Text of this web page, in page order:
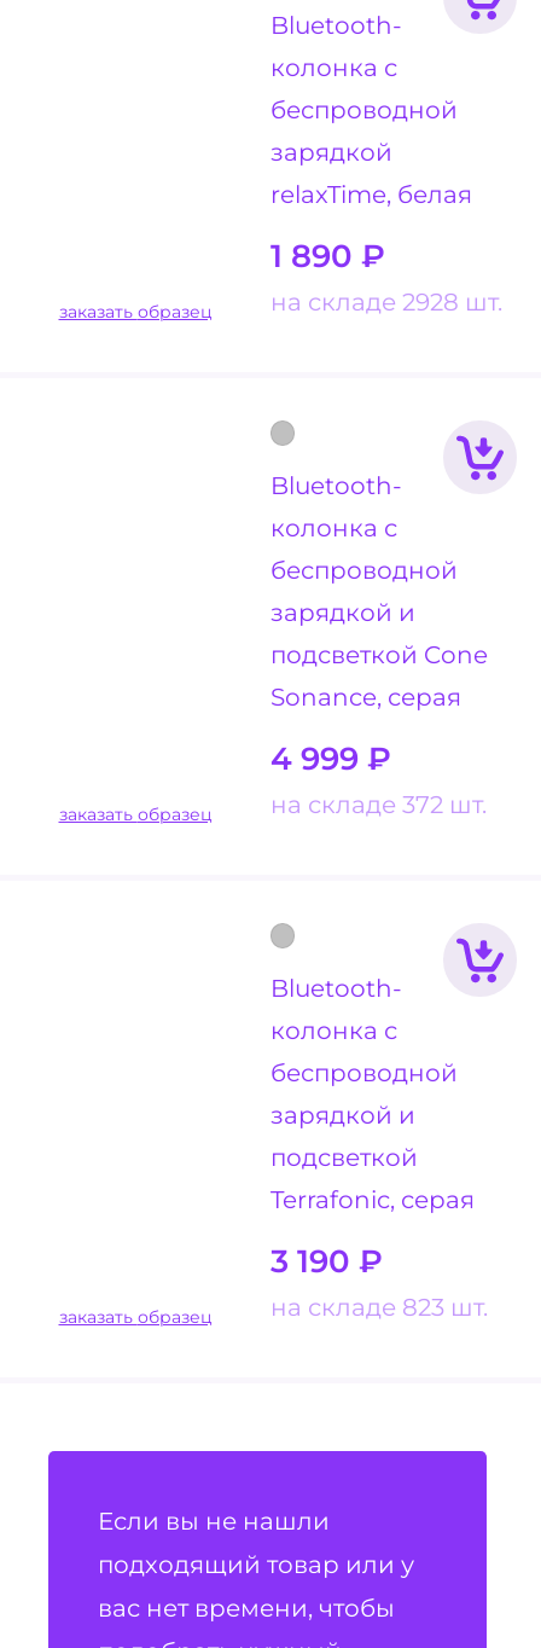
Bluetooth-
колонка с
беспроводной
зарядкой
relaxTime, белая
1 890 ₽
на складе 2928 шт.
заказать образец
Bluetooth-
колонка с
беспроводной
зарядкой и
подсветкой Cone
Sonance, серая
4 999 ₽
на складе 372 шт.
заказать образец
Bluetooth-
колонка с
беспроводной
зарядкой и
подсветкой
Terrafonic, серая
3 190 ₽
на складе 823 шт.
заказать образец
Если вы не нашли
подходящий товар или у
вас нет времени, чтобы